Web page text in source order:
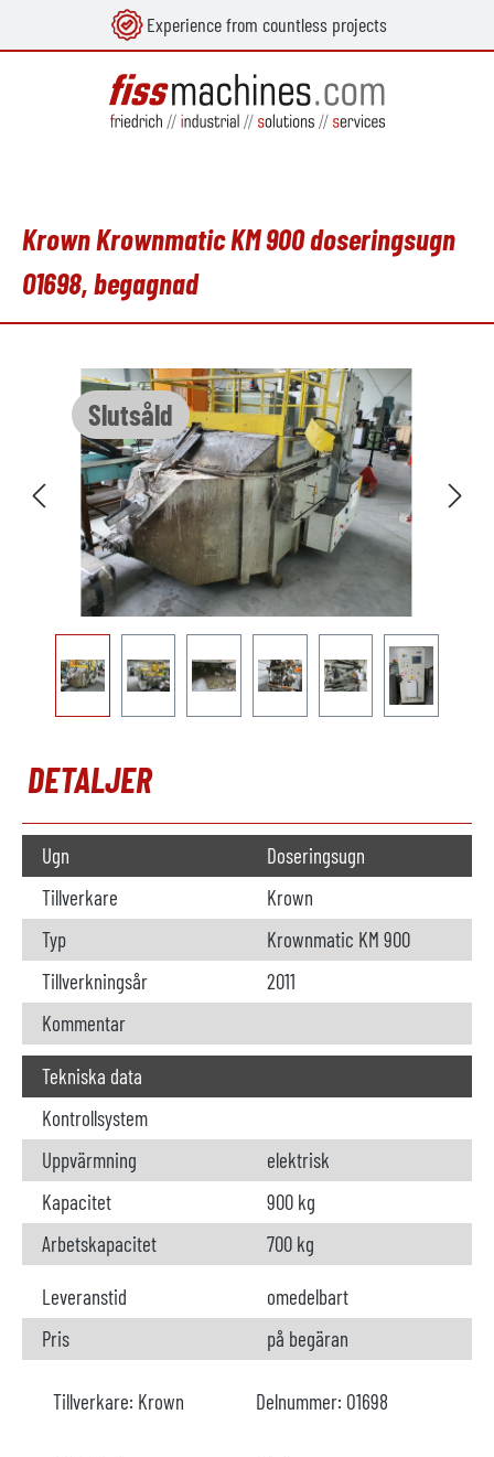
Experience from countless projects
Krown Krownmatic KM 900 doseringsugn
O1698, begagnad
Slutsåld
Hoppa över bildgalleri
DETALJER
Ugn
Doseringsugn
Tillverkare
Krown
Typ
Krownmatic KM 900
Tillverkningsår
2011
Kommentar
Tekniska data
Kontrollsystem
Uppvärmning
elektrisk
Kapacitet
900 kg
Arbetskapacitet
700 kg
Leveranstid
omedelbart
Pris
på begäran
Tillverkare: Krown Delnummer: O1698